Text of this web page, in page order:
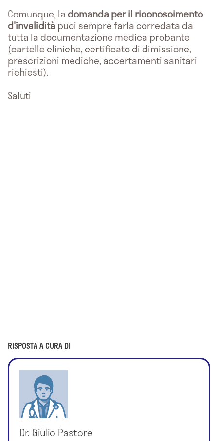
Comunque, ladomanda per il riconoscimento
d'invalidità puoi sempre farla corredata da
tutta la documentazione medica probante
(cartelle cliniche, certificato di dimissione,
prescrizioni mediche, accertamenti sanitari
richiesti).
Saluti
RISPOSTA A CURA DI
Dr. Giulio Pastore